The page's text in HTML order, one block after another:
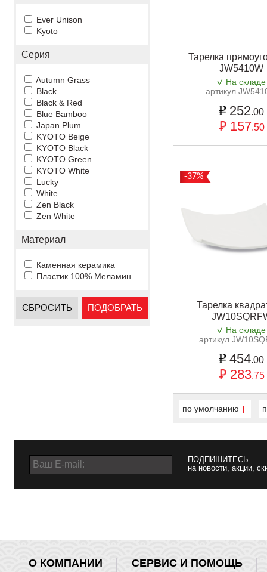
Ever Unison
Kyoto
Серия
Autumn Grass
Black
Black & Red
Blue Bamboo
Japan Plum
KYOTO Beige
KYOTO Black
KYOTO Green
KYOTO White
Lucky
White
Zen Black
Zen White
Материал
Каменная керамика
Пластик 100% Меламин
СБРОСИТЬ ПОДОБРАТЬ
Тарелка
JW5410W
На складе
артикул
252.00
157.50
-37%
Тарелка
На складе
артикул
454.00
283.75
по умолчанию
ПОДПИШИТЕСЬ
на новости, акции,
О КОМПАНИИ СЕРВИС И ПОМОЩЬ